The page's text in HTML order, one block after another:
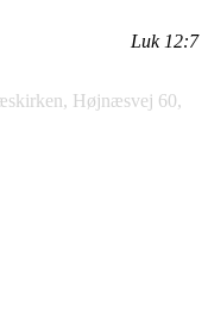
Luk 12:7
Højnæsvej 60,